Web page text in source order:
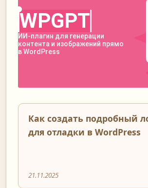
Как создать подробный
для отладки в WordPress
21.11.2025